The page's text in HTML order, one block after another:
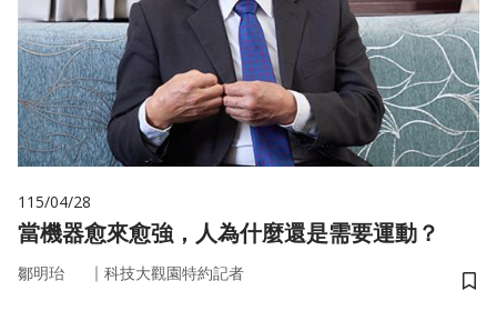
115/04/28
當機器愈來愈強，人為什麼還是需要運動？
鄒明珆 ｜ 科技大觀園特約記者
儲